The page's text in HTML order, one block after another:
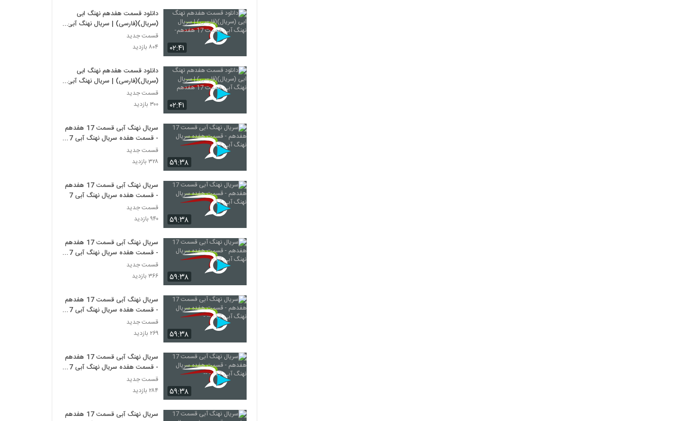
۰۲:۴۱
دانلود قسمت هفدهم نهنگ ابی
(سریال)(فارسی) | سریال نهنگ آبی
قسمت 17 هفدهم-
قسمت جدید
۸۰۴ بازدید
۰۲:۴۱
دانلود قسمت هفدهم نهنگ ابی
(سریال)(فارسی) | سریال نهنگ آبی
قسمت 17 هفدهم
قسمت جدید
۳۰۰ بازدید
۵۹:۳۸
سریال نهنگ آبی قسمت 17 هفدهم
- قسمت هفده سریال نهنگ آبی 17
-
قسمت جدید
۳۲۸ بازدید
۵۹:۳۸
سریال نهنگ آبی قسمت 17 هفدهم
- قسمت هفده سریال نهنگ آبی 17-
قسمت جدید
۹۴۰ بازدید
۵۹:۳۸
سریال نهنگ آبی قسمت 17 هفدهم
- قسمت هفده سریال نهنگ آبی 17-
-
قسمت جدید
۳۶۶ بازدید
۵۹:۳۸
سریال نهنگ آبی قسمت 17 هفدهم
- قسمت هفده سریال نهنگ آبی 17-
-- -
قسمت جدید
۲۶۹ بازدید
۵۹:۳۸
سریال نهنگ آبی قسمت 17 هفدهم
- قسمت هفده سریال نهنگ آبی 17-
- --
قسمت جدید
۲۸۴ بازدید
سریال نهنگ آبی قسمت 17 هفدهم